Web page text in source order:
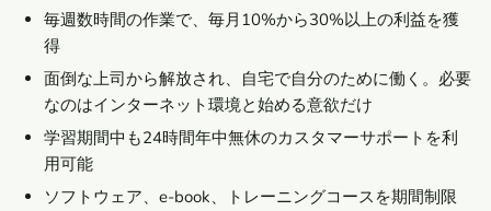
毎週数時間の作業で、毎月10%から30%以上の利益を獲
得
面倒な上司から解放され、自宅で自分のために働く。必要
なのはインターネット環境と始める意欲だけ
学習期間中も24時間年中無休のカスタマーサポートを利
用可能
ソフトウェア、e-book、トレーニングコースを期間制限